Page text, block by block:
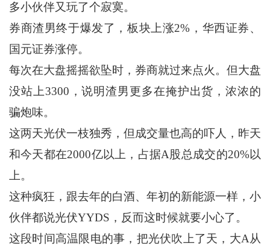
多小伙伴又玩了个寂寞。
券商渣男终于爆发了，板块上涨2%，华西证券、
国元证券涨停。
每次在大盘摇摇欲坠时，券商就过来点火。但大盘
没站上3300，说明渣男更多在掩护出货，浓浓的
骗炮味。
这两天光伏一枝独秀，但成交量也高的吓人，昨天
和今天都在2000亿以上，占据A股总成交的20%以
上。
这种疯狂，跟去年的白酒、年初的新能源一样，小
伙伴都说光伏YYDS，反而这时候就要小心了。
这段时间高温限电的事，把光伏吹上了天，大A从